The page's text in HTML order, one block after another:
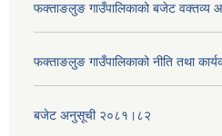
फक्ताङलुङ गाउँपालिकाको बजेट वक्तव्य
फक्ताङलुङ गाउँपालिकाको नीति तथा
बजेट अनुसूची २०८१।८२